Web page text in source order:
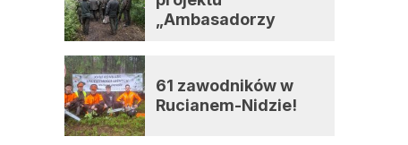
„Ambasadorzy
61 zawodników w
Rucianem-Nidzie!